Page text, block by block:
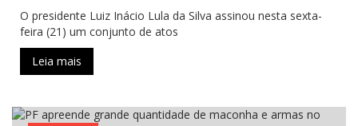
O presidente Luiz Inácio Lula da Silva assinou nesta sexta-
feira (21) um conjunto de atos
Leia mais